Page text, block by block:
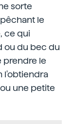
sorte
le
ce qui
ou du bec du
prendre le
l'obtiendra
une petite